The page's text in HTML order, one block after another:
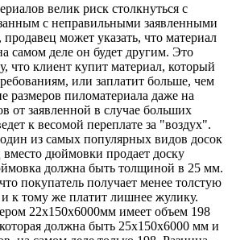
велик риск столкнуться с
с неправильными заявленными
может указать, что материал
самом деле он будет другим. Это
что клиент купит материал, который
или заплатит больше, чем
размеров пиломатериала даже на
от заявленной в случае больших
к весомой переплате за "воздух".
из самых популярных видов досок
дюймовки продает доску
должна быть толщиной в 25 мм.
покупатель получает менее толстую
к тому же платит лишнее жулику.
22x150x6000мм имеет объем 198
должна быть 25x150x6000 мм и